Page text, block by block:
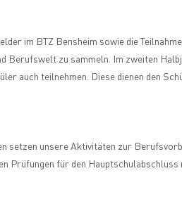
im BTZ Bensheim sowie die
zu sammeln. Im zweiten
auch teilnehmen. Diese dienen den
setzen unsere Aktivitäten zur
für den Hauptschulabschluss